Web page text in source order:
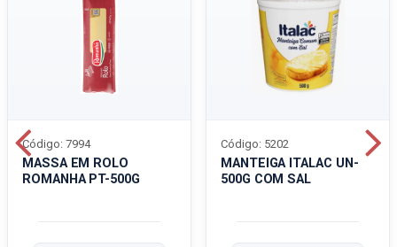
MASSA EM ROLO
ROMANHA PT-500G
Código: 7994
MANTEIGA ITALAC UN-
500G COM SAL
Código: 5202